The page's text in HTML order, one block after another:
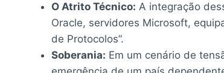
O Atrito Técnico: A integração
Oracle, servidores Microsoft,
de Protocolos”.
Soberania: Em um cenário de